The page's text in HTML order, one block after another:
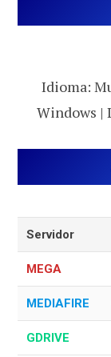
Idioma:
Windows |
Servidor
MEGA
MEDIAFIRE
GDRIVE